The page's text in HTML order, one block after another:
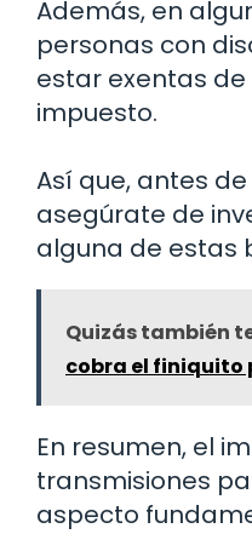
Además, en
personas con
estar exentas
impuesto.
Así que, antes
asegúrate de
alguna de estas
Quizás también
cobra el finiquito
En resumen, el
transmisiones
aspecto